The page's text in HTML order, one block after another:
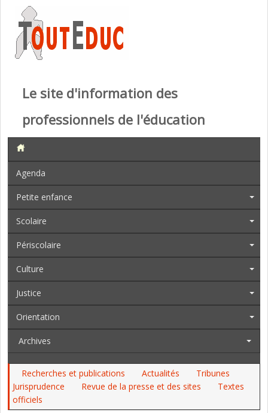
Le site d'information des
professionnels de l'éducation
Agenda
Petite enfance
Scolaire
Périscolaire
Culture
Justice
Orientation
Archives
Recherches et publications Actualités
Tribunes
Jurisprudence
Revue de la presse et des sites
Textes
officiels